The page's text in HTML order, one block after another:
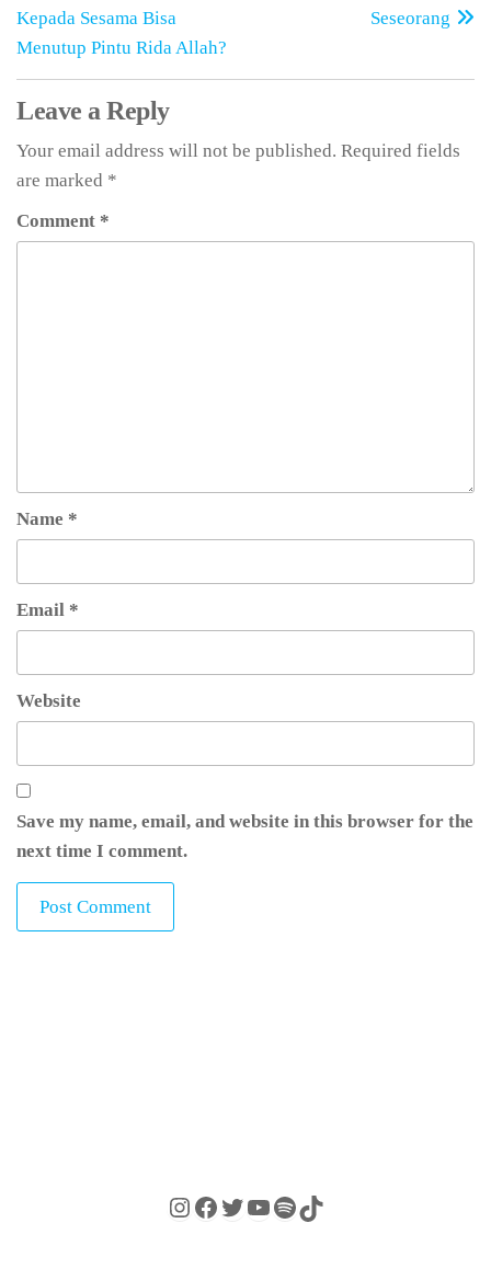
Kepada Sesama Bisa
Menutup Pintu Rida Allah?
Seseorang
Leave a Reply
Your email address will not be published. Required fields
are marked *
Comment *
Name *
Email *
Website
Save my name, email, and website in this browser for the
next time I comment.